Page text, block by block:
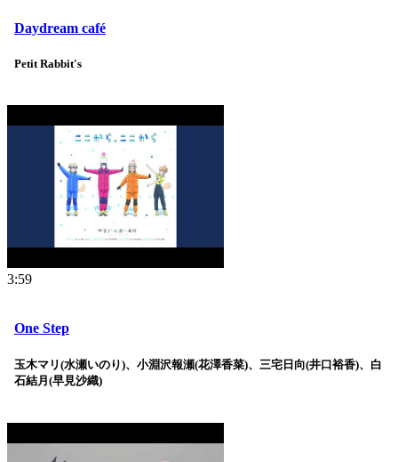
Daydream café
Petit Rabbit's
3:59
One Step
玉木マリ(水瀬いのり)、小淵沢報瀬(花澤香菜)、三宅日向(井口裕香)、白
石結月(早見沙織)